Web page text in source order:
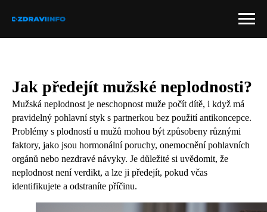
Jak předejít mužské neplodnosti?
Mužská neplodnost je neschopnost muže počít dítě, i když má
pravidelný pohlavní styk s partnerkou bez použití antikoncepce.
Problémy s plodností u mužů mohou být způsobeny různými
faktory, jako jsou hormonální poruchy, onemocnění pohlavních
orgánů nebo nezdravé návyky. Je důležité si uvědomit, že
neplodnost není verdikt, a lze ji předejít, pokud včas
identifikujete a odstraníte příčinu.